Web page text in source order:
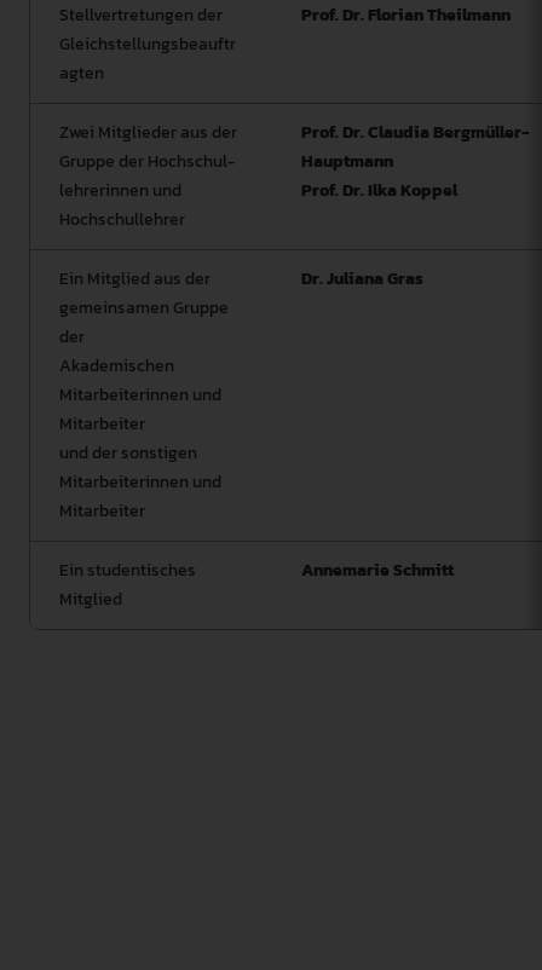
Stellvertretungen der
Gleichstellungsbeauftr
agten
Prof. Dr. Florian Theilmann
Zwei Mitglieder aus der
Gruppe der Hochschul-
lehrerinnen und
Hochschullehrer
Prof. Dr. Claudia Bergmüller-
Hauptmann
Prof. Dr. Ilka Koppel
Ein Mitglied aus der
gemeinsamen Gruppe
der
Akademischen
Mitarbeiterinnen und
Mitarbeiter
und der sonstigen
Mitarbeiterinnen und
Mitarbeiter
Dr. Juliana Gras
Ein studentisches
Mitglied
Annemarie Schmitt